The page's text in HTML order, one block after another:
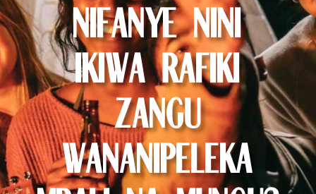
Nifanye Nini
Ikiwa Rafiki
Zangu
Wananipeleka